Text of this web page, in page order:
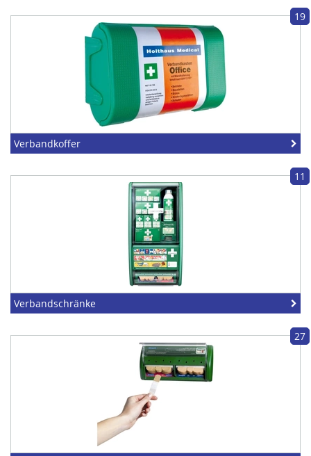
19
Verbandkoffer
11
Verbandschränke
27